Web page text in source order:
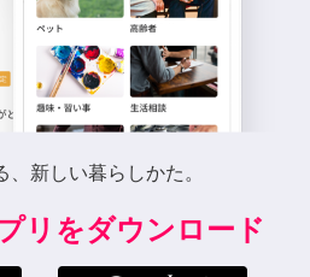
、新しい暮らしかた。
リをダウンロード